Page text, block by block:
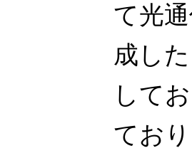
て光
成し
して
てお